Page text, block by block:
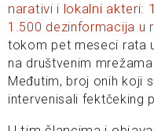
narativi i lokalni akteri:
1.500 dezinformacija u
tokom pet meseci rata
na društvenim
Međutim, broj onih koji
intervenisali fektčeking